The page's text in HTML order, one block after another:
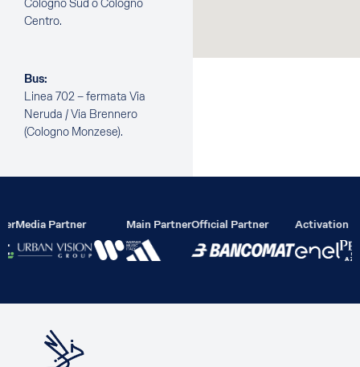
Cologno Sud o Cologno
Centro.
Bus:
Linea 702 – fermata Via
Neruda / Via Brennero
(Cologno Monzese).
Media Partner Main PartnerOfficial Partner Activation